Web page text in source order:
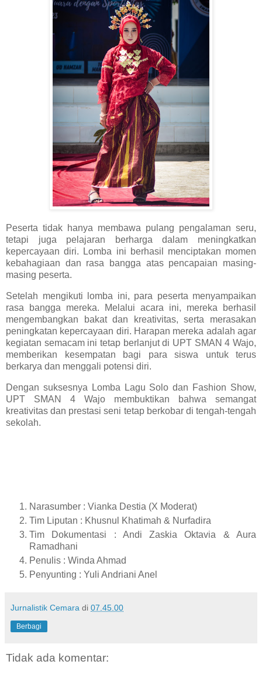
Peserta tidak hanya membawa pulang pengalaman seru,
tetapi juga pelajaran berharga dalam meningkatkan
kepercayaan diri. Lomba ini berhasil menciptakan momen
kebahagiaan dan rasa bangga atas pencapaian masing-
masing peserta.
Setelah mengikuti lomba ini, para peserta menyampaikan
rasa bangga mereka. Melalui acara ini, mereka berhasil
mengembangkan bakat dan kreativitas, serta merasakan
peningkatan kepercayaan diri. Harapan mereka adalah agar
kegiatan semacam ini tetap berlanjut di UPT SMAN 4 Wajo,
memberikan kesempatan bagi para siswa untuk terus
berkarya dan menggali potensi diri.
Dengan suksesnya Lomba Lagu Solo dan Fashion Show,
UPT SMAN 4 Wajo membuktikan bahwa semangat
kreativitas dan prestasi seni tetap berkobar di tengah-tengah
sekolah.
Narasumber : Vianka Destia (X Moderat)
Tim Liputan : Khusnul Khatimah & Nurfadira
Tim Dokumentasi : Andi Zaskia Oktavia & Aura
Ramadhani
Penulis : Winda Ahmad
Penyunting : Yuli Andriani Anel
Jurnalistik Cemara di 07.45.00
Berbagi
Tidak ada komentar: